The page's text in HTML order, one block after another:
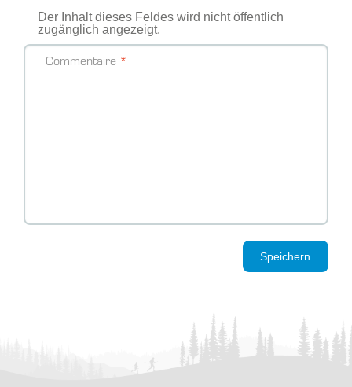
Der Inhalt dieses Feldes wird nicht öffentlich
zugänglich angezeigt.
Commentaire
Speichern